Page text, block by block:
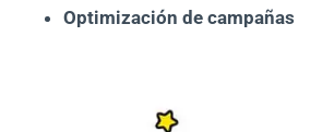
Optimización de campañas